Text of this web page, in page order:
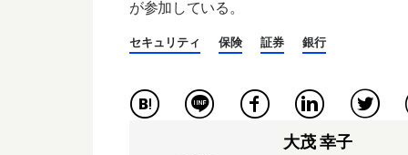
が参加している。
セキュリティ 保険 証券 銀行
大茂 幸子